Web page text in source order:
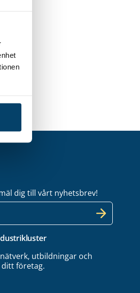
dig till vårt nyhetsbrev!
utbildningar och
företag.